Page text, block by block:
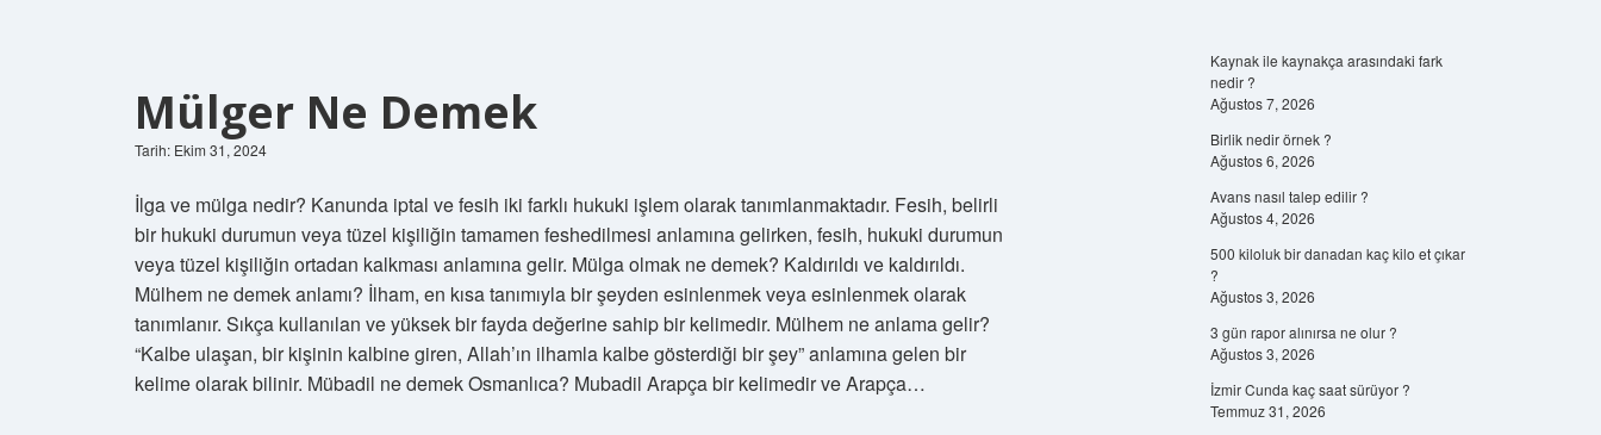
Mülger Ne Demek
Tarih: Ekim 31, 2024
İlga ve mülga nedir? Kanunda iptal ve fesih iki farklı hukuki işlem olarak tanımlanmaktadır. Fesih, belirli
bir hukuki durumun veya tüzel kişiliğin tamamen feshedilmesi anlamına gelirken, fesih, hukuki durumun
veya tüzel kişiliğin ortadan kalkması anlamına gelir. Mülga olmak ne demek? Kaldırıldı ve kaldırıldı.
Mülhem ne demek anlamı? İlham, en kısa tanımıyla bir şeyden esinlenmek veya esinlenmek olarak
tanımlanır. Sıkça kullanılan ve yüksek bir fayda değerine sahip bir kelimedir. Mülhem ne anlama gelir?
“Kalbe ulaşan, bir kişinin kalbine giren, Allah’ın ilhamla kalbe gösterdiği bir şey” anlamına gelen bir
kelime olarak bilinir. Mübadil ne demek Osmanlıca? Mubadil Arapça bir kelimedir ve Arapça…
Kaynak ile kaynakça arasındaki fark
nedir ?
Ağustos 7, 2026
Birlik nedir örnek ?
Ağustos 6, 2026
Avans nasıl talep edilir ?
Ağustos 4, 2026
500 kiloluk bir danadan kaç kilo et çıkar
?
Ağustos 3, 2026
3 gün rapor alınırsa ne olur ?
Ağustos 3, 2026
İzmir Cunda kaç saat sürüyor ?
Temmuz 31, 2026